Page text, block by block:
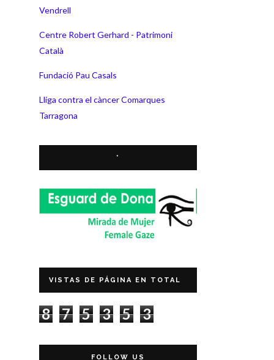
Vendrell
Centre Robert Gerhard - Patrimoni
Català
Fundació Pau Casals
Lliga contra el càncer Comarques
Tarragona
*
VISTAS DE PÁGINA EN TOTAL
8 7 5 3 5 3
FOLLOW US